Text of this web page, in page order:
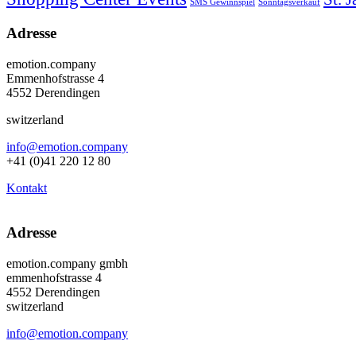
SMS Gewinnspiel Sonntagsverkauf
Adresse
emotion.company
Emmenhofstrasse 4
4552 Derendingen
switzerland
info@emotion.company
+41 (0)41 220 12 80
Kontakt
Adresse
emotion.company gmbh
emmenhofstrasse 4
4552 Derendingen
switzerland
info@emotion.company